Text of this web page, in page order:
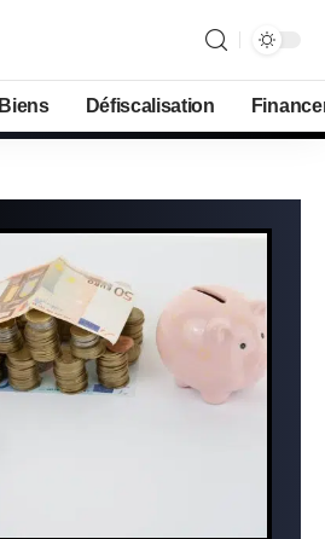
Biens Défiscalisation